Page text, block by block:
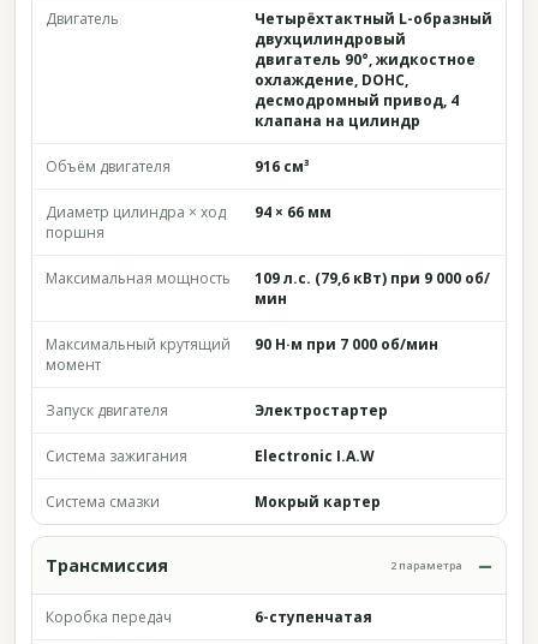
Двигатель
Четырёхтактный L-образный
двухцилиндровый
двигатель 90°, жидкостное
охлаждение, DOHC,
десмодромный привод, 4
клапана на цилиндр
Объём двигателя 916 см³
Диаметр цилиндра × ход
поршня
94 × 66 мм
Максимальная мощность
109 л.с. (79,6 кВт) при 9 000 об/
мин
Максимальный крутящий
момент
90 Н·м при 7 000 об/мин
Запуск двигателя Электростартер
Система зажигания Electronic I.A.W
Система смазки Мокрый картер
Трансмиссия 2 параметра
Коробка передач 6-ступенчатая